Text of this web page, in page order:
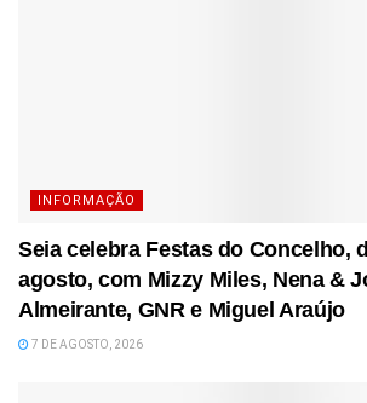
INFORMAÇÃO
Seia celebra Festas do Concelho,
agosto, com Mizzy Miles, Nena &
Almeirante, GNR e Miguel Araújo
7 DE AGOSTO, 2026